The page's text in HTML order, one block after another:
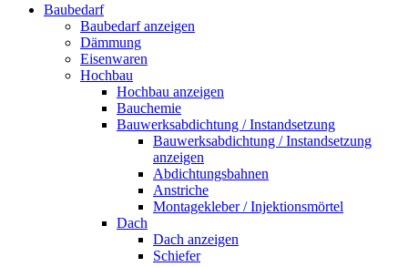
Baubedarf
Baubedarf anzeigen
Dämmung
Eisenwaren
Hochbau
Hochbau anzeigen
Bauchemie
Bauwerksabdichtung / Instandsetzung
Bauwerksabdichtung / Instandsetzung
anzeigen
Abdichtungsbahnen
Anstriche
Montagekleber / Injektionsmörtel
Dach
Dach anzeigen
Schiefer